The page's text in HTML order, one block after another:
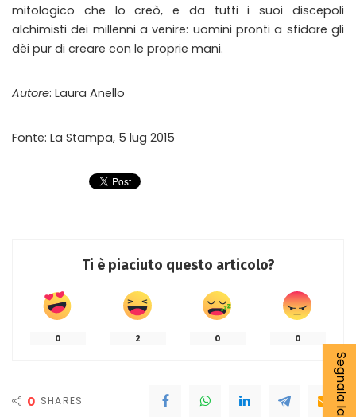
mitologico che lo creò, e da tutti i suoi discepoli
alchimisti dei millenni a venire: uomini pronti a sfidare gli
dèi pur di creare con le proprie mani.
Autore: Laura Anello
Fonte: La Stampa, 5 lug 2015
Ti è piaciuto questo articolo?
0 2 0 0
0 SHARES